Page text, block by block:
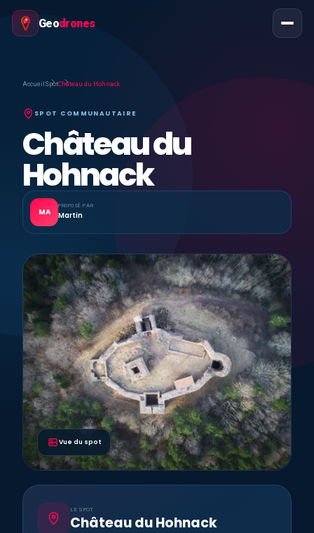
Geodrones
Accueil SpotChâteau du Hohnack
SPOT COMMUNAUTAIRE
Château du
Hohnack
MA
PROPOSÉ PAR
Martin
Vue du spot
LE SPOT
Château du Hohnack